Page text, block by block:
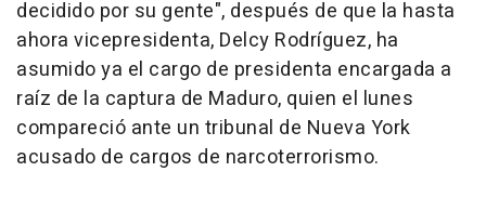
decidido por su gente", después de que la hasta
ahora vicepresidenta, Delcy Rodríguez, ha
asumido ya el cargo de presidenta encargada a
raíz de la captura de Maduro, quien el lunes
compareció ante un tribunal de Nueva York
acusado de cargos de narcoterrorismo.